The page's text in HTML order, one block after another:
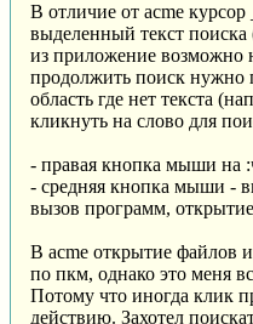
В отличие от acme
выделенный текст поиска
из приложение возможно
продолжить поиск нужно
область где нет текста
кликнуть на слово для
- правая кнопка мыши на
- средняя кнопка мыши -
вызов программ,
В acme открытие файлов и
по пкм, однако это меня
Потому что иногда клик
действию. Захотел